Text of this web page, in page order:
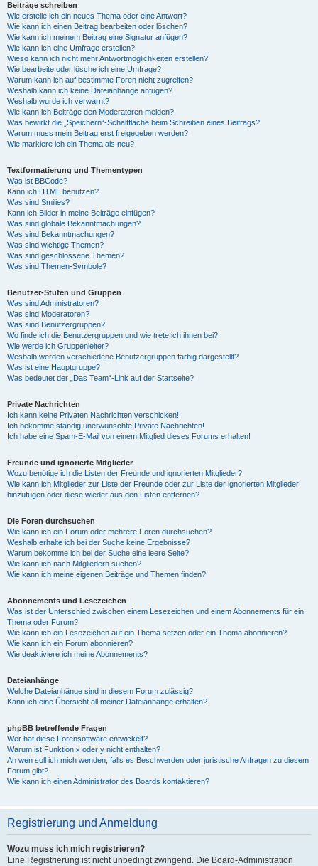
Beiträge schreiben
Wie erstelle ich ein neues Thema oder eine Antwort?
Wie kann ich einen Beitrag bearbeiten oder löschen?
Wie kann ich meinem Beitrag eine Signatur anfügen?
Wie kann ich eine Umfrage erstellen?
Wieso kann ich nicht mehr Antwortmöglichkeiten erstellen?
Wie bearbeite oder lösche ich eine Umfrage?
Warum kann ich auf bestimmte Foren nicht zugreifen?
Weshalb kann ich keine Dateianhänge anfügen?
Weshalb wurde ich verwarnt?
Wie kann ich Beiträge den Moderatoren melden?
Was bewirkt die „Speichern“-Schaltfläche beim Schreiben eines Beitrags?
Warum muss mein Beitrag erst freigegeben werden?
Wie markiere ich ein Thema als neu?
Textformatierung und Thementypen
Was ist BBCode?
Kann ich HTML benutzen?
Was sind Smilies?
Kann ich Bilder in meine Beiträge einfügen?
Was sind globale Bekanntmachungen?
Was sind Bekanntmachungen?
Was sind wichtige Themen?
Was sind geschlossene Themen?
Was sind Themen-Symbole?
Benutzer-Stufen und Gruppen
Was sind Administratoren?
Was sind Moderatoren?
Was sind Benutzergruppen?
Wo finde ich die Benutzergruppen und wie trete ich ihnen bei?
Wie werde ich Gruppenleiter?
Weshalb werden verschiedene Benutzergruppen farbig dargestellt?
Was ist eine Hauptgruppe?
Was bedeutet der „Das Team“-Link auf der Startseite?
Private Nachrichten
Ich kann keine Privaten Nachrichten verschicken!
Ich bekomme ständig unerwünschte Private Nachrichten!
Ich habe eine Spam-E-Mail von einem Mitglied dieses Forums erhalten!
Freunde und ignorierte Mitglieder
Wozu benötige ich die Listen der Freunde und ignorierten Mitglieder?
Wie kann ich Mitglieder zur Liste der Freunde oder zur Liste der ignorierten Mitglieder
hinzufügen oder diese wieder aus den Listen entfernen?
Die Foren durchsuchen
Wie kann ich ein Forum oder mehrere Foren durchsuchen?
Weshalb erhalte ich bei der Suche keine Ergebnisse?
Warum bekomme ich bei der Suche eine leere Seite?
Wie kann ich nach Mitgliedern suchen?
Wie kann ich meine eigenen Beiträge und Themen finden?
Abonnements und Lesezeichen
Was ist der Unterschied zwischen einem Lesezeichen und einem Abonnements für ein
Thema oder Forum?
Wie kann ich ein Lesezeichen auf ein Thema setzen oder ein Thema abonnieren?
Wie kann ich ein Forum abonnieren?
Wie deaktiviere ich meine Abonnements?
Dateianhänge
Welche Dateianhänge sind in diesem Forum zulässig?
Kann ich eine Übersicht all meiner Dateianhänge erhalten?
phpBB betreffende Fragen
Wer hat diese Forensoftware entwickelt?
Warum ist Funktion x oder y nicht enthalten?
An wen soll ich mich wenden, falls es Beschwerden oder juristische Anfragen zu diesem
Forum gibt?
Wie kann ich einen Administrator des Boards kontaktieren?
Registrierung und Anmeldung
Wozu muss ich mich registrieren?
Eine Registrierung ist nicht unbedingt zwingend. Die Board-Administration